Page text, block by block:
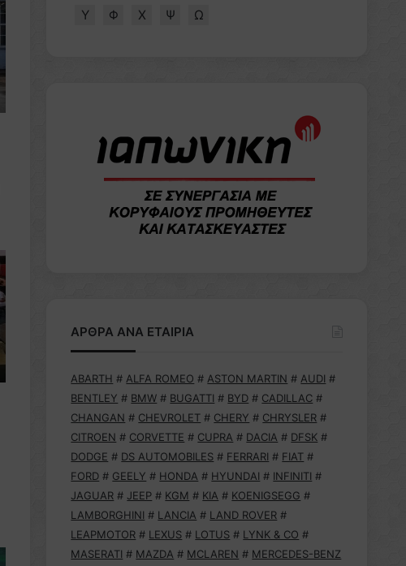
Υ Φ Χ Ψ Ω
ΑΡΘΡΑ ΑΝΑ ΕΤΑΙΡΙΑ
ABARTH # ALFA ROMEO # ASTON MARTIN # AUDI #
BENTLEY # BMW # BUGATTI # BYD # CADILLAC #
CHANGAN # CHEVROLET # CHERY # CHRYSLER #
CITROEN # CORVETTE # CUPRA # DACIA # DFSK #
DODGE # DS AUTOMOBILES # FERRARI # FIAT #
FORD # GEELY # HONDA # HYUNDAI # INFINITI #
JAGUAR # JEEP # KGM # KIA # KOENIGSEGG #
LAMBORGHINI # LANCIA # LAND ROVER #
LEAPMOTOR # LEXUS # LOTUS # LYNK & CO #
MASERATI # MAZDA # MCLAREN # MERCEDES-BENZ